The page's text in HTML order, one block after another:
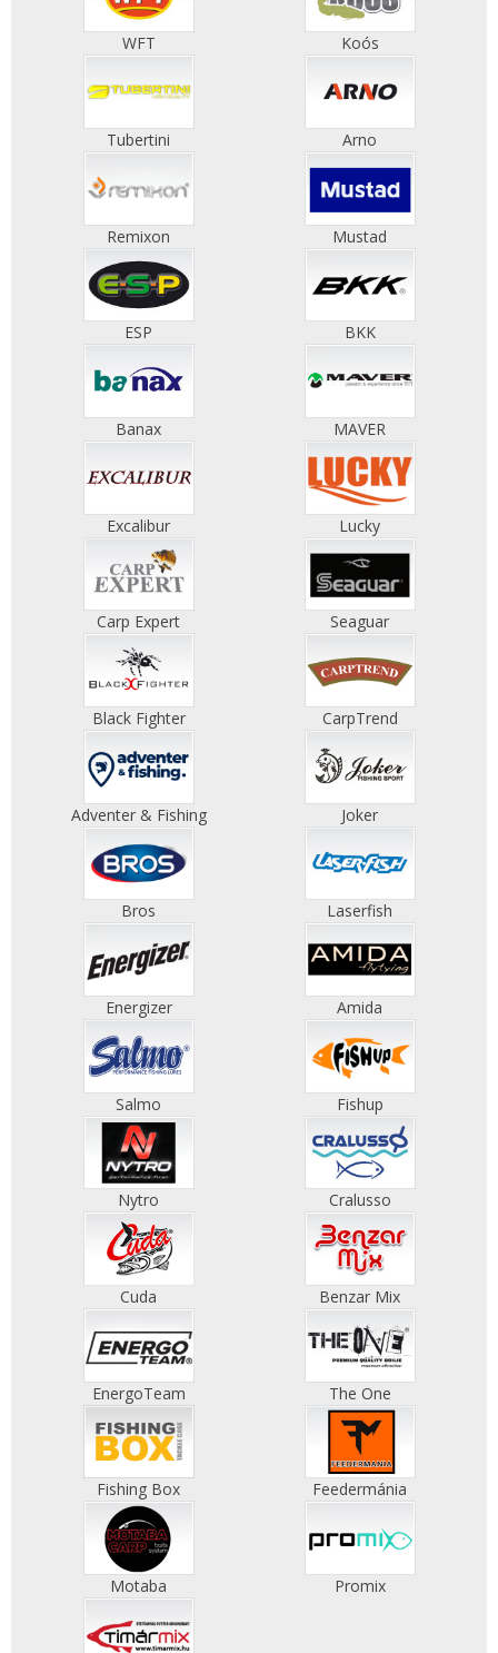
WFT Koós
Tubertini Arno
Remixon Mustad
ESP BKK
Banax MAVER
Excalibur Lucky
Carp Expert Seaguar
Black Fighter CarpTrend
Adventer & Fishing Joker
Bros Laserfish
Energizer Amida
Salmo Fishup
Nytro Cralusso
Cuda Benzar Mix
EnergoTeam The One
Fishing Box Feedermánia
Motaba Promix